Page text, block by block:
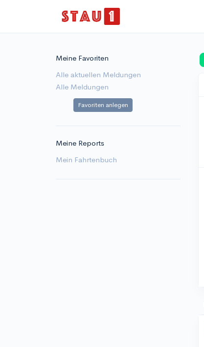
Meine Favoriten
Alle aktuellen Meldungen
Alle Meldungen
Favoriten anlegen
Meine Reports
Mein Fahrtenbuch